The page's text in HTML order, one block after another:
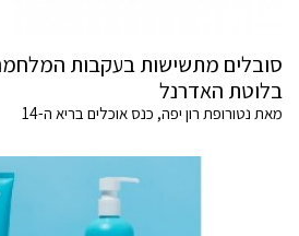
סובלים מתשישות בעקבות
בלוטת האדרנל
מאת נטורופת רון יפה, כנס אוכלים בריא ה-14